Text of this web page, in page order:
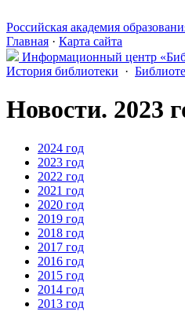
Российская академия
Главная · Карта сайта
Информационный центр
История библиотеки ·
Новости. 2023
2024 год
2023 год
2022 год
2021 год
2020 год
2019 год
2018 год
2017 год
2016 год
2015 год
2014 год
2013 год